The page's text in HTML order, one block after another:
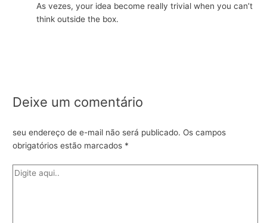
As vezes,your idea become really trivial when you can’t
think outside the box.
Deixe um comentário
seu endereço de e-mail não será publicado. Os campos
obrigatórios estão marcados *